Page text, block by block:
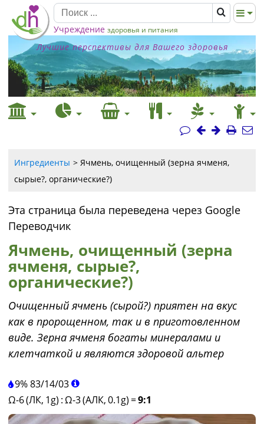
Учреждение здоровья и питания
Лучшие перспективы для Вашего здоровья
Ингредиенты
Ячмень, очищенный (зерна ячменя,
сырые?, органические?)
Эта страница была переведена через Google
Переводчик
Ячмень, очищенный (зерна
ячменя, сырые?,
органические?)
Очищенный ячмень (сырой?) приятен на вкус
как в пророщенном, так и в приготовленном
виде. Зерна ячменя богаты минералами и
клетчаткой и являются здоровой альтер
9%83/14/03
Ω-6 (ЛК, 1g) :Ω-3 (АЛК, 0.1g) =9:1